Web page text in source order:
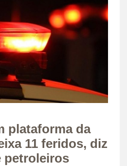
plataforma da
11 feridos, diz
petroleiros